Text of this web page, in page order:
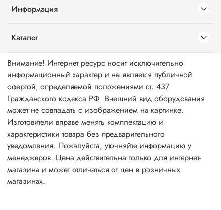
Информация
Каталог
Внимание! Интернет ресурс носит исключительно
информационный характер и не является публичной
офертой, определяемой положениями ст. 437
Гражданского кодекса РФ. Внешний вид оборудования
может не совпадать с изображением на картинке.
Изготовители вправе менять комплектацию и
характеристики товара без предварительного
уведомления. Пожалуйста, уточняйте информацию у
менеджеров. Цена действительна только для интернет-
магазина и может отличаться от цен в розничных
магазинах.